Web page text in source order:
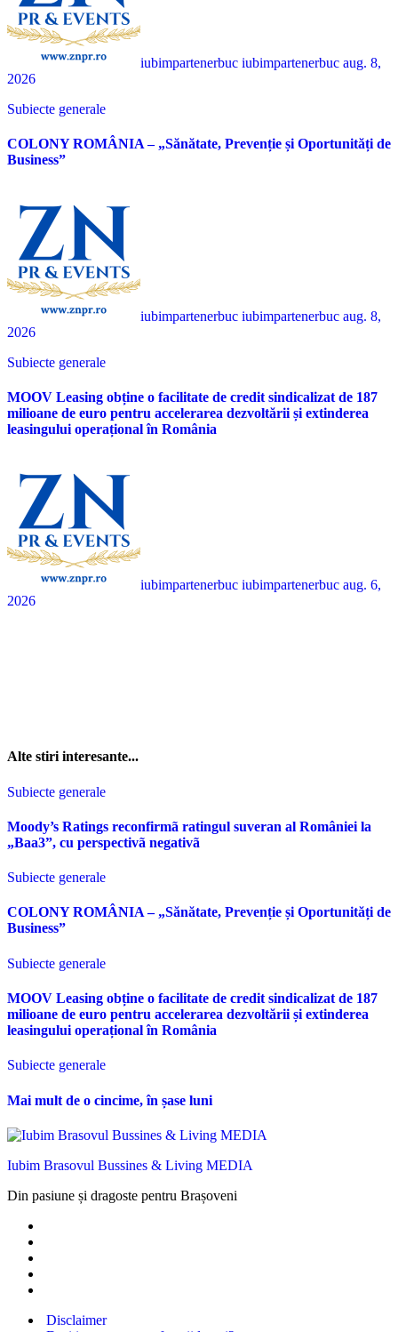
iubimpartenerbuc iubimpartenerbuc aug. 8,
2026
Subiecte generale
COLONY ROMÂNIA – „Sănătate, Prevenție și Oportunități de
Business”
iubimpartenerbuc iubimpartenerbuc aug. 8,
2026
Subiecte generale
MOOV Leasing obține o facilitate de credit sindicalizat de 187
milioane de euro pentru accelerarea dezvoltării și extinderea
leasingului operațional în România
iubimpartenerbuc iubimpartenerbuc aug. 6,
2026
Alte stiri interesante...
Subiecte generale
Moody’s Ratings reconfirmã ratingul suveran al României la
„Baa3”, cu perspectivã negativã
Subiecte generale
COLONY ROMÂNIA – „Sănătate, Prevenție și Oportunități de
Business”
Subiecte generale
MOOV Leasing obține o facilitate de credit sindicalizat de 187
milioane de euro pentru accelerarea dezvoltării și extinderea
leasingului operațional în România
Subiecte generale
Mai mult de o cincime, în șase luni
Iubim Brasovul Bussines & Living MEDIA
Din pasiune și dragoste pentru Brașoveni
Disclaimer